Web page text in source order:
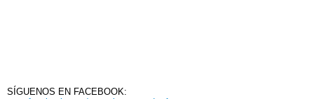
SÍGUENOS EN FACEBOOK: